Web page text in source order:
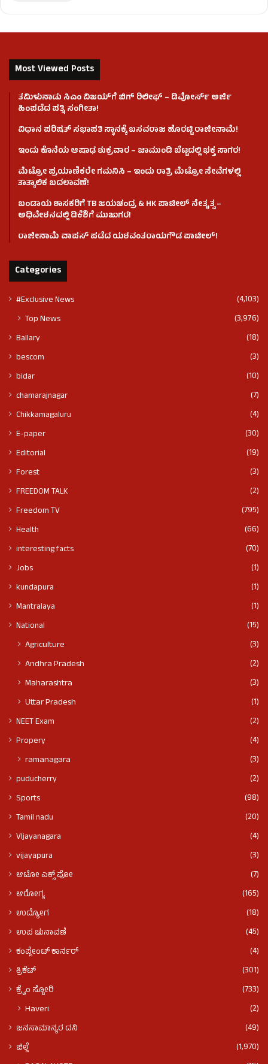
Most Viewed Posts
ತಮಿಳುನಾಡು ಸಿಎಂ ವಿಜಯ್‌ಗೆ ಬಿಗ್ ರಿಲೀಫ್ – ಡಿವೋರ್ಸ್ ಅರ್ಜಿ
ಹಿಂಪಡೆದ ಪತ್ನಿ ಸಂಗೀತಾ!
ವಿಧಾನ ಪರಿಷತ್ ಸಭಾಪತಿ ಸ್ಥಾನಕ್ಕೆ ಬಸವರಾಜ ಹೊರಟ್ಟಿ ರಾಜೀನಾಮೆ!
ಇಂದು ಕೊನೆಯ ಆಷಾಢ ಶುಕ್ರವಾರ – ಚಾಮುಂಡಿ ಬೆಟ್ಟದಲ್ಲಿ ಭಕ್ತ ಸಾಗರ!
ಮೆಟ್ರೋ ಪ್ರಯಾಣಿಕರೇ ಗಮನಿಸಿ – ಇಂದು ರಾತ್ರಿ ಮೆಟ್ರೋ ಸೇವೆಗಳಲ್ಲಿ
ತಾತ್ಕಾಲಿಕ ಬದಲಾವಣೆ!
ಬಂಡಾಯ ಶಾಸಕರಿಗೆ TB ಜಯಚಂದ್ರ & HK ಪಾಟೀಲ್ ನೇತೃತ್ವ –
ಅಧಿವೇಶನದಲ್ಲಿ ಡಿಕೆಶಿಗೆ ಮುಜುಗರ!
ರಾಜೀನಾಮೆ ವಾಪಸ್ ಪಡೆದ ಯಶವಂತರಾಯಗೌಡ ಪಾಟೀಲ್‌!
Categories
#Exclusive News (4,103)
Top News (3,976)
Ballary
(18)
bescom
(3)
bidar
(10)
chamarajnagar
(7)
Chikkamagaluru
(4)
E-paper
(30)
Editorial
(19)
Forest
(3)
FREEDOM TALK
(2)
Freedom TV
(795)
Health
(66)
interesting facts
(70)
Jobs
(1)
kundapura
(1)
Mantralaya
(1)
National
(15)
Agriculture
(3)
Andhra Pradesh
(2)
Maharashtra
(3)
Uttar Pradesh
(1)
NEET Exam
(2)
Propery
(4)
ramanagara (3)
puducherry
(2)
Sports
(98)
Tamil nadu
(20)
VIjayanagara
(4)
vijayapura
(3)
ಆಟೋ ಎಕ್ಸ್ ಪೋ
(7)
ಆರೋಗ್ಯ
(165)
ಉದ್ಯೋಗ
(18)
ಉಪ ಚುನಾವಣೆ
(45)
ಕಂಪ್ಲೇಂಟ್ ಕಾರ್ನರ್
(4)
ಕ್ರಿಕೆಟ್
(301)
ಕ್ರೈಂ ಸ್ಟೋರಿ
(733)
Haveri (2)
ಜನಸಾಮಾನ್ಯರ ದನಿ
(49)
ಜಿಲ್ಲೆ
(1,970)